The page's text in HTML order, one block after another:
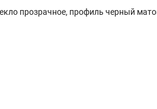
прозрачное, профиль черный